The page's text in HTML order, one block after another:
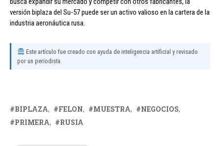
versión biplaza del Su-57 puede ser un activo valioso en la cartera de la
industria aeronáutica rusa.
Este artículo fue creado con ayuda de inteligencia artificial y revisado
por un periodista.
BIPLAZA FELON MUESTRA
NEGOCIOS
PRIMERA
RUSIA